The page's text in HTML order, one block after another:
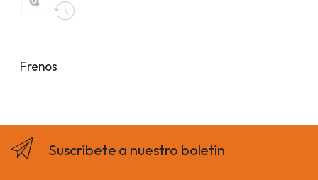
Frenos
Suscríbete a nuestro boletín